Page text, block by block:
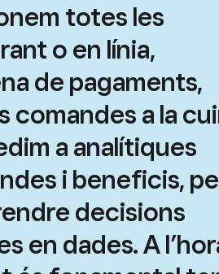
totes les
o en línia,
de pagaments,
comandes a la
a analítiques
i beneficis,
decisions
en dades. A